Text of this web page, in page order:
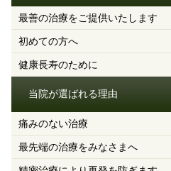
最善の治療をご提供いたします
初めての方へ
健康長寿のために
当院が選ばれる理由
痛みのない治療
最先端の治療をみなさまへ